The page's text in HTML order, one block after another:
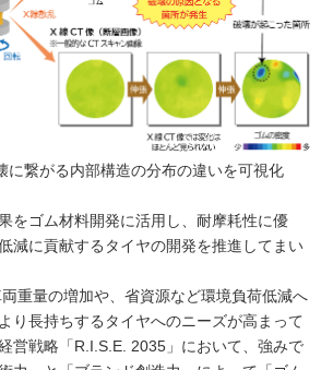
に繋がる内部構造の分布の違いを可視化
をゴム材料開発に活用し、耐摩耗性に優
減に貢献するタイヤの開発を推進してまい
重量の増加や、省資源など環境負荷低減へ
り長持ちするタイヤへのニーズが高まって
営戦略「R.I.S.E. 2035」において、強みで